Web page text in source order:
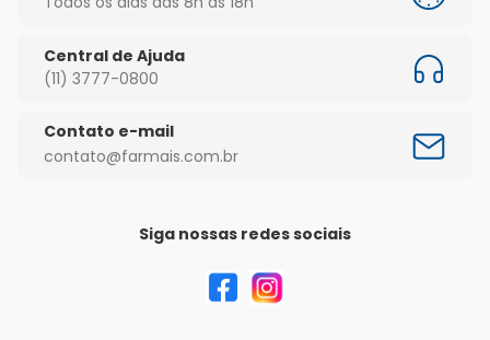
Central de Ajuda
(11) 3777-0800
Contato e-mail
contato@farmais.com.br
Siga nossas redes sociais